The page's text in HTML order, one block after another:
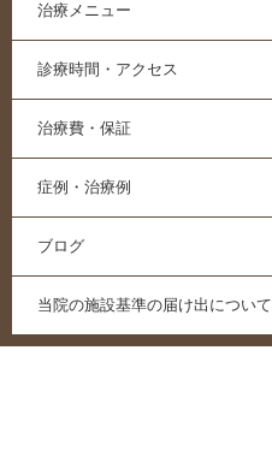
治療メニュー
診療時間・アクセス
治療費・保証
症例・治療例
ブログ
当院の施設基準の届け出について